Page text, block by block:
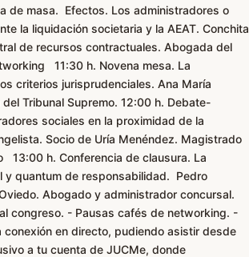
de masa. Efectos. Los administradores o
la liquidación societaria y la AEAT. Conchita
de recursos contractuales. Abogada del
11:30 h. Novena mesa. La
criterios jurisprudenciales. Ana María
Tribunal Supremo. 12:00 h. Debate-
sociales en la proximidad de la
Socio de Uría Menéndez. Magistrado
h. Conferencia de clausura. La
y quantum de responsabilidad. Pedro
Abogado y administrador concursal.
congreso. - Pausas cafés de networking. -
en directo, pudiendo asistir desde
a tu cuenta de JUCMe, donde